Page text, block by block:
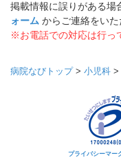
掲載情報に誤りがある場
ォーム からご連絡をいた
※お電話での対応は行っ
病院なびトップ> 小児科 >
プライバシーマー